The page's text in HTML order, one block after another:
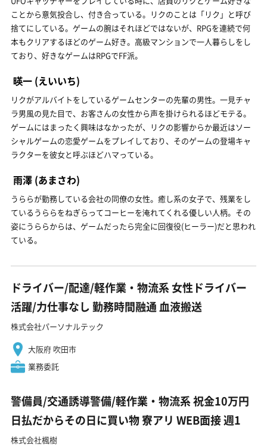
ことから意気投合し、付き合っている。リクのことは「リク」と呼び
捨てにしている。ゲームの腕はそれほどではないが、RPGを連続で何
本もクリアするほどのゲーム好き。高級マンションで一人暮らしをし
ており、好きなゲームはRPGでFF派。
暎一 (えいいち)
リクがアルバイトをしているゲームセンターの先輩の男性。一見チャ
ラ男風の見た目で、お客さんの女性から声を掛けられるほどモテる。
ゲームにはまったく興味はなかったが、リクの影響からか最近はソー
シャルゲームの恋愛ゲームをプレイしており、そのゲームの登場キャ
ラクターを彼女と呼ぶほどハマっている。
雨澤 (あまさわ)
うららが勤務している会社の同僚の女性。癒し系の女子で、残業をし
ているうららをねぎらってコーヒーを淹れてくれる優しい人柄。その
姿にうららからは、ゲームだったら完全に回復役(ヒーラー)だと思われ
ている。
ドライバー/配達/軽作業・物流系 女性ドライバー
活躍/力仕事なし 勤務時間融通 血液搬送
株式会社パーソナルテック
大阪府 吹田市
業務委託
警備員/交通誘導警備/軽作業・物流系 祝金10万円
日払だからその日に買い物 寮アリ WEB面接 週1
株式会社楓樹